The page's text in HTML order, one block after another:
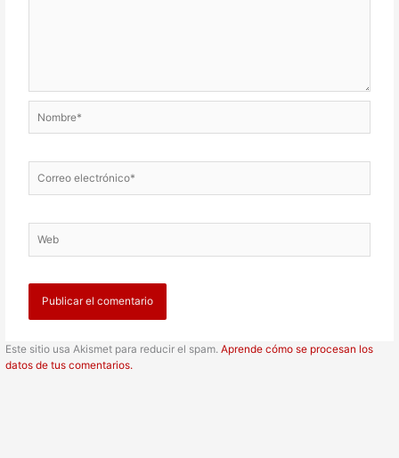
electrónico*
Este sitio usa Akismet para reducir el spam.Aprende cómo se procesan los
datos de tus comentarios.